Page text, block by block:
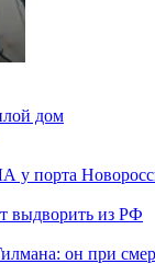
дом
у порта
выдворить из РФ
он при